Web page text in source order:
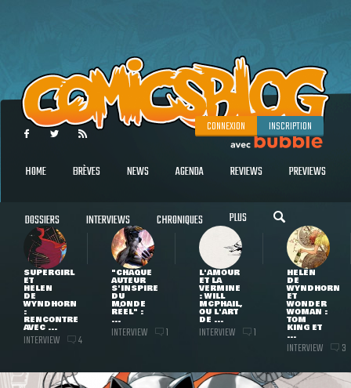
CONNEXION INSCRIPTION
HOME BRÈVES NEWS AGENDA REVIEWS PREVIEWS
DOSSIERS INTERVIEWS CHRONIQUES PLUS
SUPERGIRL
ET
HELEN
DE
WYNDHORN
:
RENCONTRE
AVEC ...
INTERVIEW 4
"CHAQUE
AUTEUR
S'INSPIRE
DU
MONDE
RÉEL" :
...
INTERVIEW 1
L'AMOUR
ET LA
VERMINE
: WILL
MCPHAIL,
OU L'ART
DE ...
INTERVIEW 1
HELEN
DE
WYNDHORN
ET
WONDER
WOMAN :
TOM
KING ET
...
INTERVIEW 3